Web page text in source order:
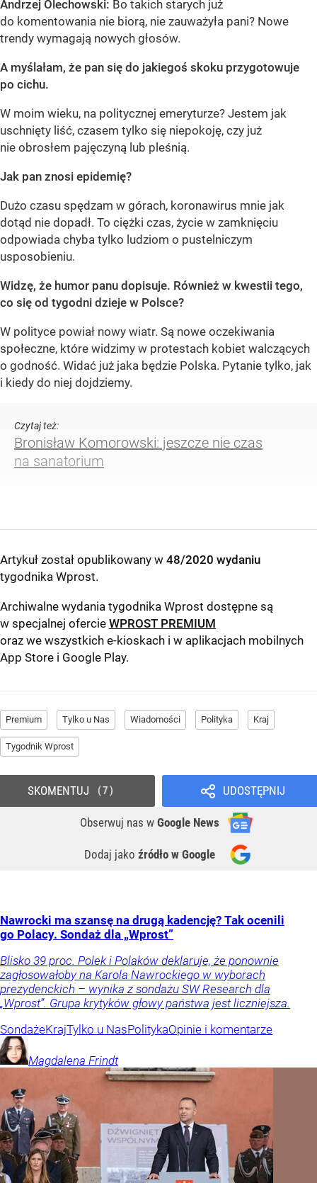
Andrzej Olechowski: Bo takich starych już
do komentowania nie biorą, nie zauważyła pani? Nowe
trendy wymagają nowych głosów.
A myślałam, że pan się do jakiegoś skoku przygotowuje
po cichu.
W moim wieku, na politycznej emeryturze? Jestem jak
uschnięty liść, czasem tylko się niepokoję, czy już
nie obrosłem pajęczyną lub pleśnią.
Jak pan znosi epidemię?
Dużo czasu spędzam w górach, koronawirus mnie jak
dotąd nie dopadł. To ciężki czas, życie w zamknięciu
odpowiada chyba tylko ludziom o pustelniczym
usposobieniu.
Widzę, że humor panu dopisuje. Również w kwestii tego,
co się od tygodni dzieje w Polsce?
W polityce powiał nowy wiatr. Są nowe oczekiwania
społeczne, które widzimy w protestach kobiet walczących
o godność. Widać już jaka będzie Polska. Pytanie tylko, jak
i kiedy do niej dojdziemy.
Czytaj też:
Bronisław Komorowski: jeszcze nie czas
na sanatorium
Artykuł został opublikowany w 48/2020 wydaniu
tygodnika Wprost.
Archiwalne wydania tygodnika Wprost dostępne są
w specjalnej ofercie WPROST PREMIUM
oraz we wszystkich e-kioskach i w aplikacjach mobilnych
App Store i Google Play.
Premium Tylko u Nas Wiadomości Polityka Kraj
Tygodnik Wprost
UDOSTĘPNIJ
Obserwuj nas w Google News
Dodaj jako źródło w Google
SKOMENTUJ 7
Nawrocki ma szansę na drugą kadencję? Tak ocenili
go Polacy. Sondaż dla „Wprost”
Blisko 39 proc. Polek i Polaków deklaruje, że ponownie
zagłosowałoby na Karola Nawrockiego w wyborach
prezydenckich – wynika z sondażu SW Research dla
„Wprost”. Grupa krytyków głowy państwa jest liczniejsza.
SondażeKrajTylko u NasPolitykaOpinie i komentarze
Magdalena Frindt